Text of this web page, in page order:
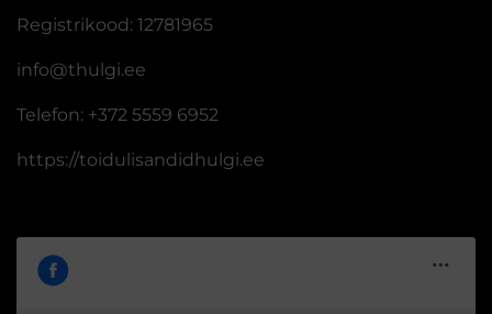
Registrikood: 12781965
info@thulgi.ee
Telefon: +372 5559 6952
https://toidulisandidhulgi.ee